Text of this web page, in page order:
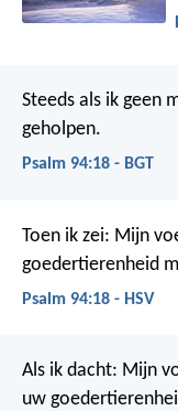
Steeds als ik geen
geholpen.
Psalm 94:18 - BGT
Toen ik zei: Mijn
goedertierenheid
Psalm 94:18 - HSV
Als ik dacht: Mijn
uw